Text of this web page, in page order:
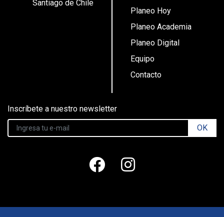
Santiago de Chile
Planeo Hoy
Planeo Academia
Planeo Digital
Equipo
Contacto
Inscríbete a nuestro newsletter
OK